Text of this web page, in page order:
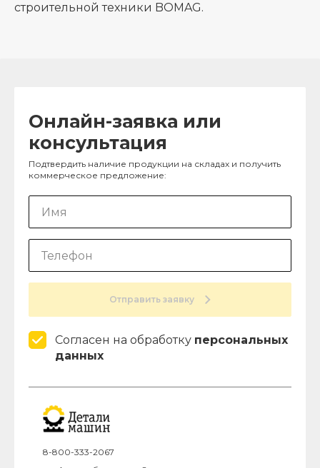
строительной техники BOMAG.
Онлайн-заявка или
консультация
Подтвердить наличие продукции на складах и получить
коммерческое предложение:
Отправить заявку
Согласен на обработку персональных
данных
8-800-333-2067